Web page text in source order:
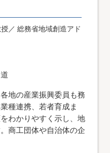
／ 総務省地域創造アド
地の産業振興委員も務
種連携、若者育成ま
わかりやすく示し、地
商工団体や自治体の企